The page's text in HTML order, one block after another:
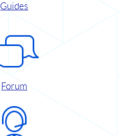
Guides
Forum